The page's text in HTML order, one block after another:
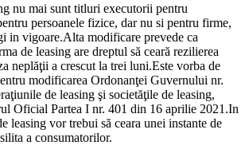
nu mai sunt titluri executorii pentru
persoanele fizice, dar nu si pentru firme,
in vigoare.Alta modificare prevede ca
de leasing are dreptul să ceară rezilierea
neplăţii a crescut la trei luni.Este vorba de
modificarea Ordonanţei Guvernului nr.
de leasing şi societăţile de leasing,
Oficial Partea I nr. 401 din 16 aprilie 2021.In
leasing vor trebui să ceara unei instante de
a consumatorilor.